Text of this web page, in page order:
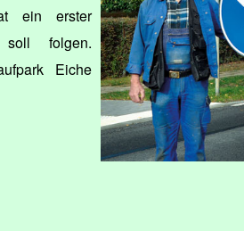
ein erster
soll folgen.
Eiche